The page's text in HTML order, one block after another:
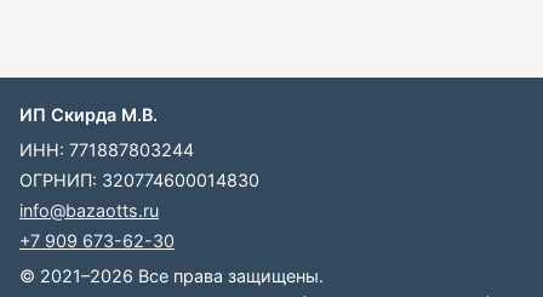
ИП Скирда М.В.
ИНН: 771887803244
ОГРНИП: 320774600014830
info@bazaotts.ru
+7 909 673-62-30
© 2021–2026 Все права защищены.